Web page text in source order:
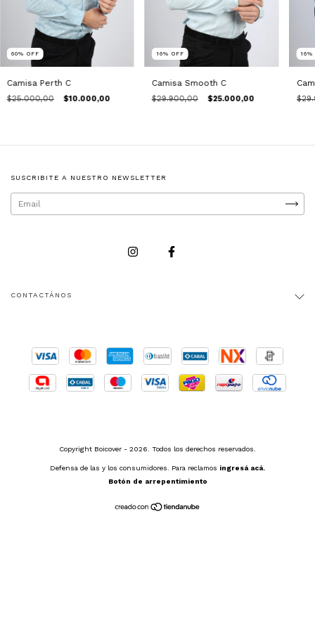
60% OFF
Camisa Perth C
$25.000,00 $10.000,00
16% OFF
Camisa Smooth C
$29.900,00 $25.000,00
16
SUSCRIBITE A NUESTRO NEWSLETTER
CONTACTÁNOS
Copyright Boicover - 2026. Todos los derechos reservados.
Defensa de las y los consumidores. Para reclamos ingresá acá.
Botón de arrepentimiento